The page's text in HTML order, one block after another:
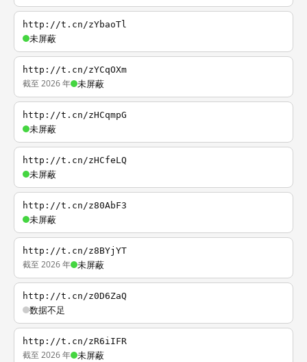
http://t.cn/zYbaoTl
未屏蔽
http://t.cn/zYCqOXm
截至 2026 年 未屏蔽
http://t.cn/zHCqmpG
未屏蔽
http://t.cn/zHCfeLQ
未屏蔽
http://t.cn/z80AbF3
未屏蔽
http://t.cn/z8BYjYT
截至 2026 年 未屏蔽
http://t.cn/z0D6ZaQ
数据不足
http://t.cn/zR6iIFR
截至 2026 年 未屏蔽